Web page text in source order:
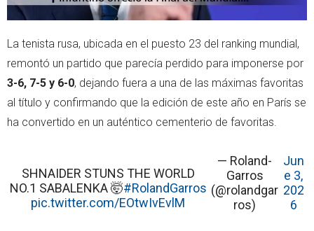
La tenista rusa, ubicada en el puesto 23 del ranking mundial,
remontó un partido que parecía perdido para imponerse por
3-6, 7-5 y 6-0, dejando fuera a una de las máximas favoritas
al título y confirmando que la edición de este año en París se
ha convertido en un auténtico cementerio de favoritas.
SHNAIDER STUNS THE WORLD
NO.1 SABALENKA 🤯#RolandGarros
pic.twitter.com/EOtwIvEvlM
— Roland-
Garros
(@rolandgar
ros)
Jun
e 3,
202
6